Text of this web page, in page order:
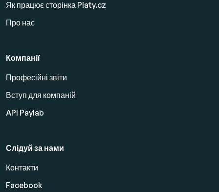
Як працює сторінка Platy.cz
Про нас
Компанії
Професійні звіти
Вступ для компаній
API Paylab
Слідуй за нами
Контакти
Facebook